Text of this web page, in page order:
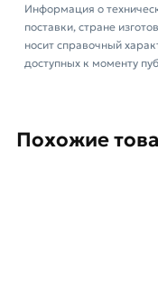
отделяемость
шлака.
Создание
Информация о
поставки, стране
носит справочный
доступных к моменту
Похожие